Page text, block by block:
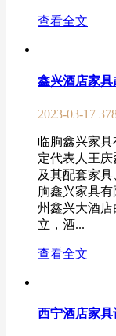
查看全文
鑫兴酒店家具
2023-03-17
临朐鑫兴家具
定代表人王
及其配套家
朐鑫兴家具
州鑫兴大酒
立，酒...
查看全文
西宁酒店家具